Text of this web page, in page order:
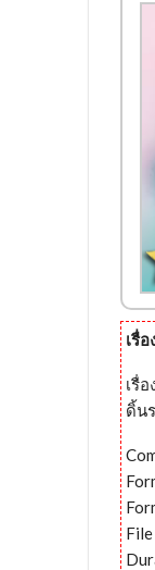
เรื่
เรื่
ดิ้น